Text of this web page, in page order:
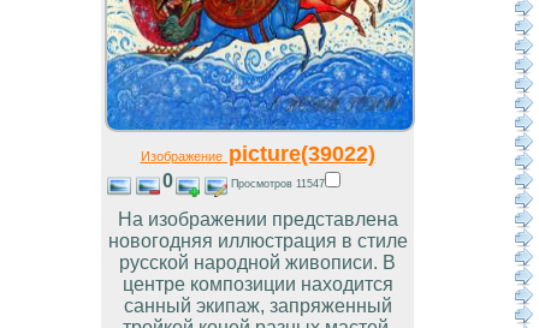
Изображениеpicture(39022)
0 Просмотров 11547
На изображении представлена
новогодняя иллюстрация в стиле
русской народной живописи. В
центре композиции находится
санный экипаж, запряженный